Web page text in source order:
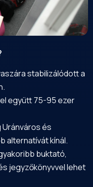
stabilizálódott a
együtt 75-95 ezer
Uránváros és
alternatívát kínál.
buktató,
jegyzőkönyvvel lehet